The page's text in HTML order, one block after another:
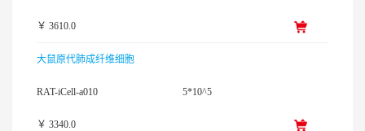
￥ 3610.0
大鼠原代肺成纤维细胞
RAT-iCell-a010 5*10^5
￥ 3340.0